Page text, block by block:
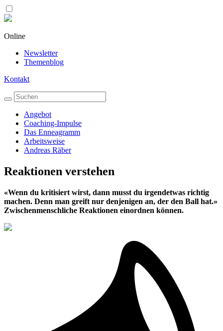
Online
Newsletter
Themenblog
Kontakt
Angebot
Coaching-Impulse
Das Enneagramm
Arbeitsweise
Andreas Räber
Reaktionen verstehen
«Wenn du kritisiert wirst, dann musst du irgendetwas richtig
machen. Denn man greift nur denjenigen an, der den Ball hat.»
Zwischenmenschliche Reaktionen einordnen können.